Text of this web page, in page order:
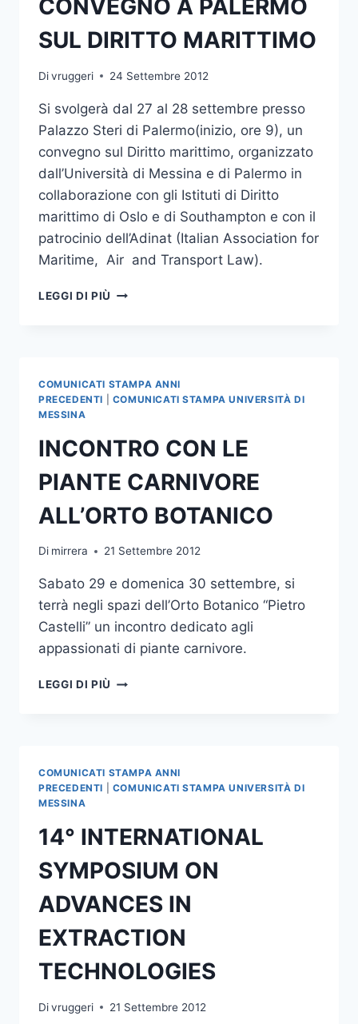
CONVEGNO A PALERMO
SUL DIRITTO MARITTIMO
Divruggeri 24 Settembre 2012
Si svolgerà dal 27 al 28 settembre presso
Palazzo Steri di Palermo(inizio, ore 9), un
convegno sul Diritto marittimo, organizzato
dall’Università di Messina e di Palermo in
collaborazione con gli Istituti di Diritto
marittimo di Oslo e di Southampton e con il
patrocinio dell’Adinat (Italian Association for
Maritime, Air and Transport Law).
LEGGI DI PIÙ CONVEGNO
COMUNICATI STAMPA ANNI
PRECEDENTI
COMUNICATI STAMPA UNIVERSITÀ DI
MESSINA
INCONTRO CON LE
PIANTE CARNIVORE
ALL’ORTO BOTANICO
Di mirrera 21 Settembre 2012
Sabato 29 e domenica 30 settembre, si
terrà negli spazi dell’Orto Botanico “Pietro
Castelli” un incontro dedicato agli
appassionati di piante carnivore.
LEGGI DI PIÙ INCONTRO
BOTANICO
COMUNICATI STAMPA ANNI
PRECEDENTI
COMUNICATI STAMPA UNIVERSITÀ DI
MESSINA
14° INTERNATIONAL
SYMPOSIUM ON
ADVANCES IN
EXTRACTION
TECHNOLOGIES
Divruggeri 21 Settembre 2012